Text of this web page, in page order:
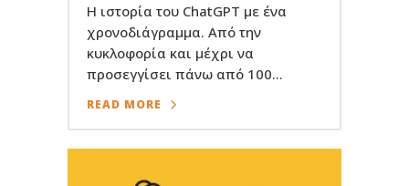
Η ιστορία του ChatGPT με ένα
χρονοδιάγραμμα. Από την
κυκλοφορία και μέχρι να
προσεγγίσει πάνω από 100...
READ MORE